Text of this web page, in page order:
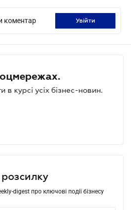
коментар увійти
в курсі усіх бізнес-новин.
digest про ключові події бізнесу